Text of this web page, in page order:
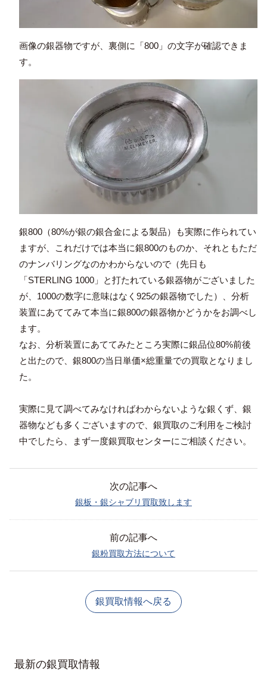
画像の銀器物ですが、裏側に「800」の文字が確認できま
す。
銀800（80%が銀の銀合金による製品）も実際に作られてい
ますが、これだけでは本当に銀800のものか、それともただ
のナンバリングなのかわからないので（先日も
「STERLING 1000」と打たれている銀器物がございました
が、1000の数字に意味はなく925の銀器物でした）、分析
装置にあててみて本当に銀800の銀器物かどうかをお調べし
ます。
なお、分析装置にあててみたところ実際に銀品位80%前後
と出たので、銀800の当日単価×総重量での買取となりまし
た。
実際に見て調べてみなければわからないような銀くず、銀
器物なども多くございますので、銀買取のご利用をご検討
中でしたら、まず一度銀買取センターにご相談ください。
次の記事へ
銀板・銀シャブリ買取致します
前の記事へ
銀粉買取方法について
銀買取情報へ戻る
最新の銀買取情報